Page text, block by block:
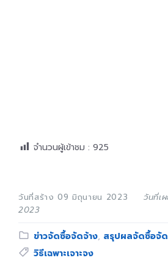
จำนวนผู้เข้าชม : 925
วันที่สร้าง 09 มิถุนายน 2023
วันที่เ
2023
Category:
ข่าวจัดซื้อจัดจ้าง, สรุปผลจัดซื้อจั
Tags:
วิธีเฉพาะเจาะจง